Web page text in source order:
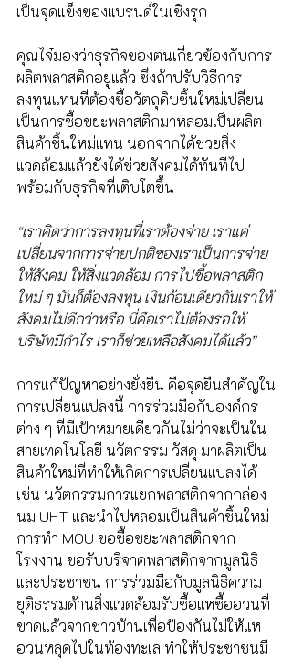
เป็นจุดแข็งของแบรนด์ในเชิงรุก
คุณไจ๋มองว่าธุรกิจของตนเกี่ยวข้องกับการ
ผลิตพลาสติกอยู่แล้ว ซึ่งถ้าปรับวิธีการ
ลงทุนแทนที่ต้องซื้อวัตถุดิบชิ้นใหม่เปลี่ยน
เป็นการซื้อขยะพลาสติกมาหลอมเป็นผลิต
สินค้าชิ้นใหม่แทน นอกจากได้ช่วยสิ่ง
แวดล้อมแล้วยังได้ช่วยสังคมได้ทันทีไป
พร้อมกับธุรกิจที่เติบโตขึ้น
“เราคิดว่าการลงทุนที่เราต้องจ่าย เราแค่
เปลี่ยนจากการจ่ายปกติของเราเป็นการจ่าย
ให้สังคม ให้สิ่งแวดล้อม การไปซื้อพลาสติก
ใหม่ ๆ มันก็ต้องลงทุน เงินก้อนเดียวกันเราให้
สังคมไม่ดีกว่าหรือ นี่คือเราไม่ต้องรอให้
บริษัทมีกำไร เราก็ช่วยเหลือสังคมได้แล้ว”
การแก้ปัญหาอย่างยั่งยืน คือจุดยืนสำคัญใน
การเปลี่ยนแปลงนี้ การร่วมมือกับองค์กร
ต่าง ๆ ที่มีเป้าหมายเดียวกันไม่ว่าจะเป็นใน
สายเทคโนโลยี นวัตกรรม วัสดุ มาผลิตเป็น
สินค้าใหม่ที่ทำให้เกิดการเปลี่ยนแปลงได้
เช่น นวัตกรรมการแยกพลาสติกจากกล่อง
นม UHT และนำไปหลอมเป็นสินค้าชิ้นใหม่
การทำ MOU ขอซื้อขยะพลาสติกจาก
โรงงาน ขอรับบริจาคพลาสติกจากมูลนิธิ
และประชาชน การร่วมมือกับมูลนิธิความ
ยุติธรรมด้านสิ่งแวดล้อมรับซื้อแหซื้ออวนที่
ขาดแล้วจากชาวบ้านเพื่อป้องกันไม่ให้แห
อวนหลุดไปในท้องทะเล ทำให้ประชาชนมี